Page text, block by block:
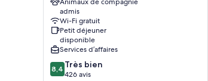
SenjaAnimaux de compagnie
admis
Wi-Fi gratuit
Petit déjeuner
disponible
Services d’affaires
8.4
sur
8,4 Très bien
426 avis